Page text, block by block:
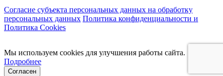
Согласие субъекта персональных данных на обработку
персональных данных Политика конфиденциальности и
Политика Cookies
Мы используем cookies для улучшения работы сайта.
Подробнее
Согласен